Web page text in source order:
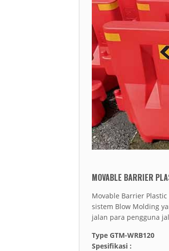
MOVABLE BARRIER
Movable Barrier
sistem Blow Molding
jalan para pengguna
Type GTM-WRB120
Spesifikasi :